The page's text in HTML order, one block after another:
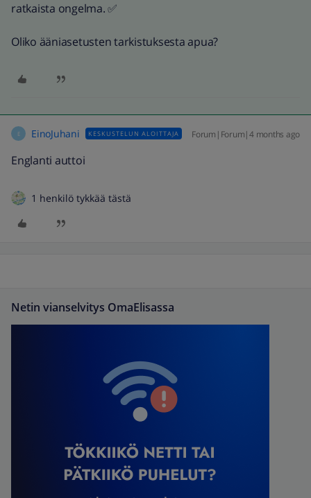
ratkaista ongelma. ✅
Oliko ääniasetusten tarkistuksesta apua?
E EinoJuhani KESKUSTELUN ALOITTAJA Forum|Forum|4 months ago
Englanti auttoi
1 henkilö tykkää tästä
Netin vianselvitys OmaElisassa